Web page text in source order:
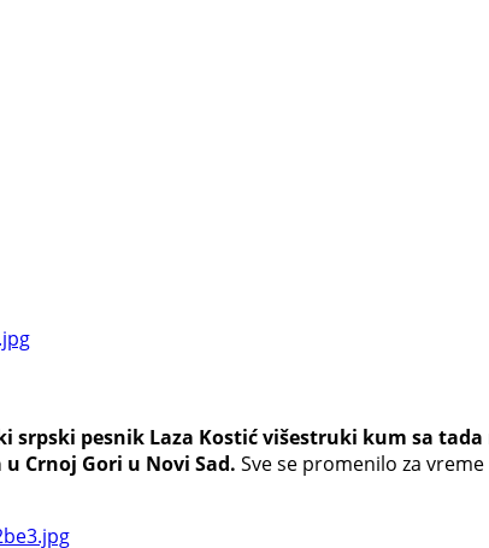
srpski pesnik Laza Kostić višestruki kum sa
Crnoj Gori u Novi Sad. Sve se promenilo za